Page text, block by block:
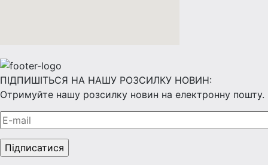
ПІДПИШІТЬСЯ НА НАШУ РОЗСИЛКУ НОВИН:
Отримуйте нашу розсилку новин на електронну пошту.